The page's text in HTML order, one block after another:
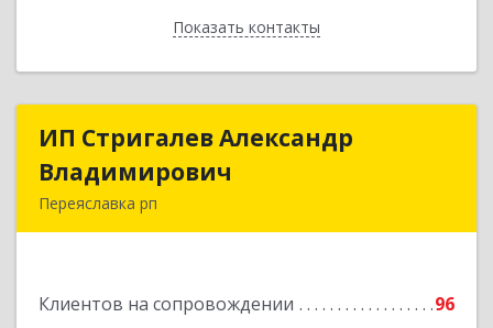
Показать контакты
Назад
ИП Стригалев Александр
Владимирович
Переяславка рп
Клиентов на сопровождении 96
ИП Стригалев Александр
Подробнее